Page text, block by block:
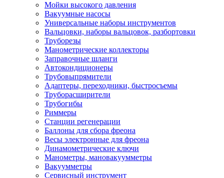
Мойки высокого давления
Вакуумные насосы
Универсальные наборы инструментов
Вальцовки, наборы вальцовок, разбортовки
Труборезы
Манометрические коллекторы
Заправочные шланги
Автокондиционеры
Трубовыпрямители
Адаптеры, переходники, быстросъемы
Труборасширители
Трубогибы
Риммеры
Станции регенерации
Баллоны для сбора фреона
Весы электронные для фреона
Динамометрические ключи
Манометры, мановакуумметры
Вакуумметры
Сервисный инструмент